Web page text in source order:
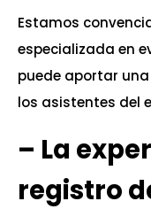
Estamos
especializada en
puede aportar
los asistentes del
– La
registro